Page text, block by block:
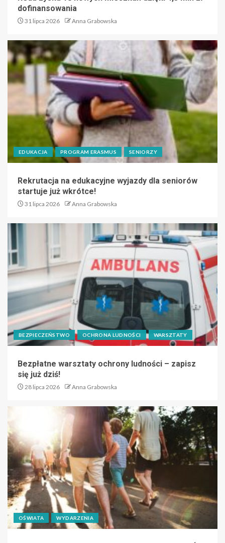
dofinansowania
31 lipca 2026 Anna Grabowska
EDUKACJA PROGRAM ERASMUS SENIORZY
Rekrutacja na edukacyjne wyjazdy dla seniorów
startuje już wkrótce!
31 lipca 2026 Anna Grabowska
BEZPIECZEŃSTWO OCHRONA LUDNOŚCI WARSZTATY
Bezpłatne warsztaty ochrony ludności – zapisz
się już dziś!
28 lipca 2026 Anna Grabowska
OŚWIATA WYDARZENIA